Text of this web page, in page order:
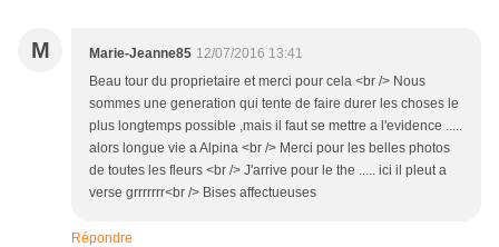
M Marie-Jeanne85 12/07/2016 13:41
Beau tour du proprietaire et merci pour cela <br /> Nous
sommes une generation qui tente de faire durer les choses le
plus longtemps possible ,mais il faut se mettre a l'evidence .....
alors longue vie a Alpina <br /> Merci pour les belles photos
de toutes les fleurs <br /> J'arrive pour le the ..... ici il pleut a
verse grrrrrrr<br /> Bises affectueuses
Répondre